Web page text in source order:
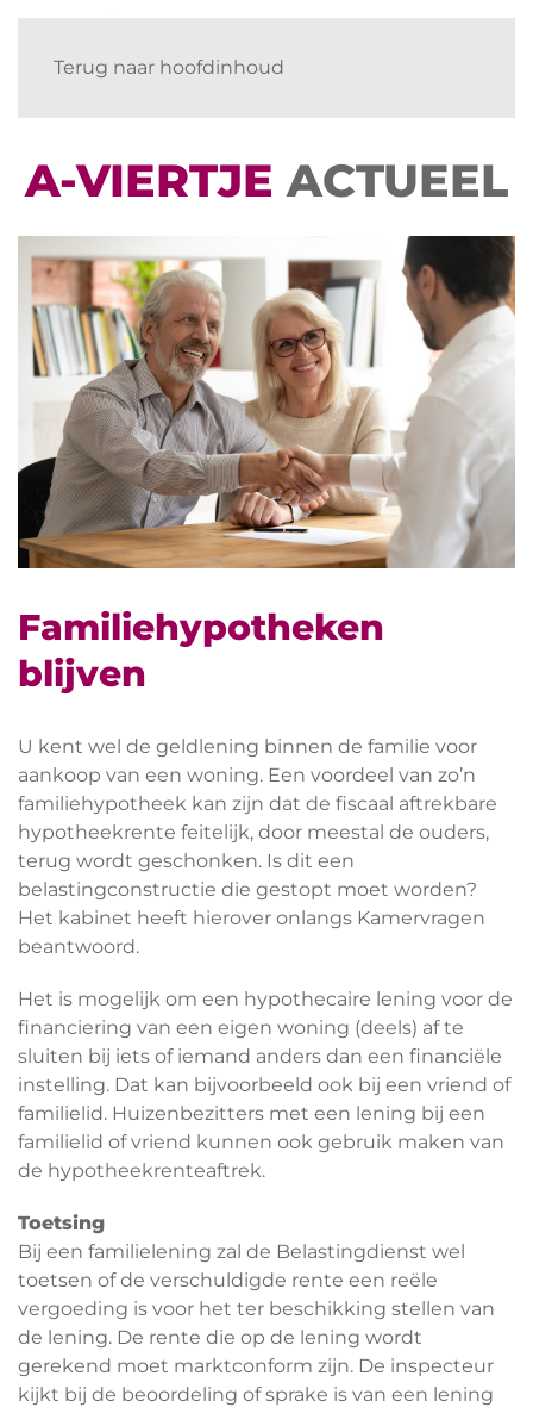
Terug naar hoofdinhoud
A-VIERTJEACTUEEL
Familiehypotheken
blijven
U kent wel de geldlening binnen de familie voor
aankoop van een woning. Een voordeel van zo’n
familiehypotheek kan zijn dat de fiscaal aftrekbare
hypotheekrente feitelijk, door meestal de ouders,
terug wordt geschonken. Is dit een
belastingconstructie die gestopt moet worden?
Het kabinet heeft hierover onlangs Kamervragen
beantwoord.
Het is mogelijk om een hypothecaire lening voor de
financiering van een eigen woning (deels) af te
sluiten bij iets of iemand anders dan een financiële
instelling. Dat kan bijvoorbeeld ook bij een vriend of
familielid. Huizenbezitters met een lening bij een
familielid of vriend kunnen ook gebruik maken van
de hypotheekrenteaftrek.
Toetsing
Bij een familielening zal de Belastingdienst wel
toetsen of de verschuldigde rente een reële
vergoeding is voor het ter beschikking stellen van
de lening. De rente die op de lening wordt
gerekend moet marktconform zijn. De inspecteur
kijkt bij de beoordeling of sprake is van een lening